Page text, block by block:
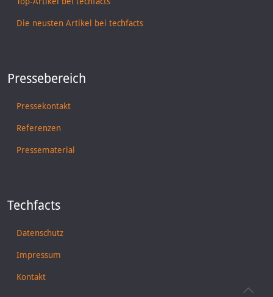
Die neusten Artikel bei techfacts
Pressebereich
Pressekontakt
Referenzen
Pressematerial
Techfacts
Datenschutz
Impressum
Kontakt